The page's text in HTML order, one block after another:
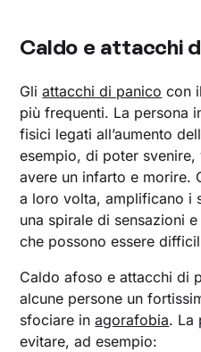
Caldo e attacchi
Gliattacchi di panico con
più frequenti. La persona
fisici legati all’aumento
esempio, di poter
avere un infarto e morire.
a loro volta, amplificano i
una spirale di sensazioni
che possono essere
Caldo afoso e attacchi di
alcune persone un
sfociare inagorafobia. La
evitare, ad esempio: